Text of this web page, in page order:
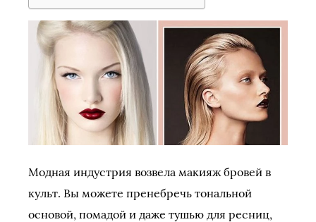
Модная индустрия возвела макияж бровей в
культ. Вы можете пренебречь тональной
основой, помадой и даже тушью для ресниц,